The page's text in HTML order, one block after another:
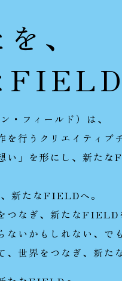
、
フィールド）は、
を行うクリエイティブ
い」を形にし、新た
新たなFIELDへ。
つなぎ、新たなFIELD
ないかもしれない、で
、世界をつなぎ、新た